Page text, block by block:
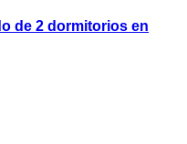
de 2 dormitorios en